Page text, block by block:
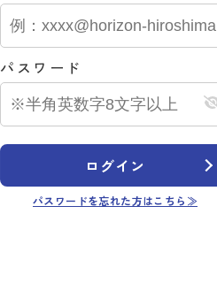
パスワード
ログイン
パスワードを忘れた方はこちら≫